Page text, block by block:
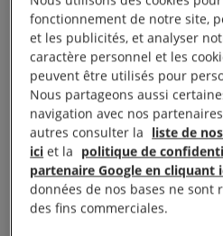
Mon espace
Votre adresse email (obligatoire)
fonctionnement de notre site,
et les publicités, et analyser
caractère personnel et les
peuvent être utilisés pour
Nous partageons aussi
navigation avec nos
autres consulter la liste de
ici et la politique de
partenaire Google en cliquant
données de nos bases ne sont
des fins commerciales.